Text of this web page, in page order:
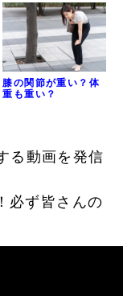
膝の関節が重い？体
重も重い？
る動画を発信
必ず皆さんの